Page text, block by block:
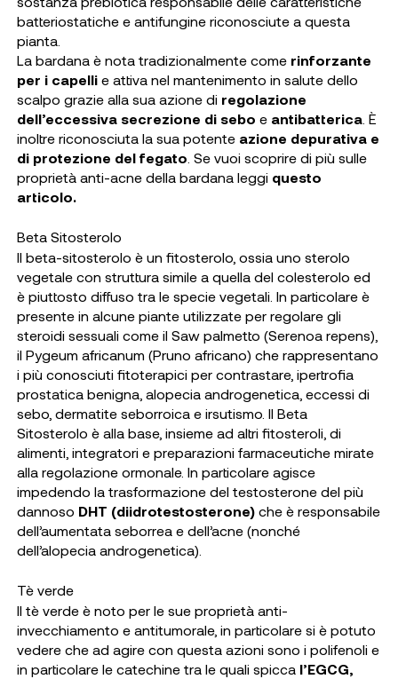
batteriostatiche e antifungine riconosciute a questa
pianta.
La bardana è nota tradizionalmente comerinforzante
per i capellie attiva nel mantenimento in salute dello
scalpo grazie alla sua azione di regolazione
dell’eccessiva secrezione di sebo e antibatterica. È
inoltre riconosciuta la sua potente azione depurativa e
di protezione del fegato . Se vuoi scoprire di più sulle
proprietà anti-acne della bardana leggi questo
articolo.
Beta Sitosterolo
Il beta-sitosterolo è un fitosterolo, ossia uno sterolo
vegetale con struttura simile a quella del colesterolo ed
è piuttosto diffuso tra le specie vegetali. In particolare è
presente in alcune piante utilizzate per regolare gli
steroidi sessuali come il Saw palmetto (Serenoa repens),
il Pygeum africanum (Pruno africano) che rappresentano
i più conosciuti fitoterapici per contrastare, ipertrofia
prostatica benigna, alopecia androgenetica, eccessi di
sebo, dermatite seborroica e irsutismo. Il Beta
Sitosterolo è alla base, insieme ad altri fitosteroli, di
alimenti, integratori e preparazioni farmaceutiche mirate
alla regolazione ormonale. In particolare agisce
impedendo la trasformazione del testosterone del più
dannoso DHT (diidrotestosterone)che è responsabile
dell’aumentata seborrea e dell’acne (nonché
dell’alopecia androgenetica).
Tè verde
Il tè verde è noto per le sue proprietà anti-
invecchiamento e antitumorale, in particolare si è potuto
vedere che ad agire con questa azioni sono i polifenoli e
in particolare le catechine tra le quali spicca l’EGCG,